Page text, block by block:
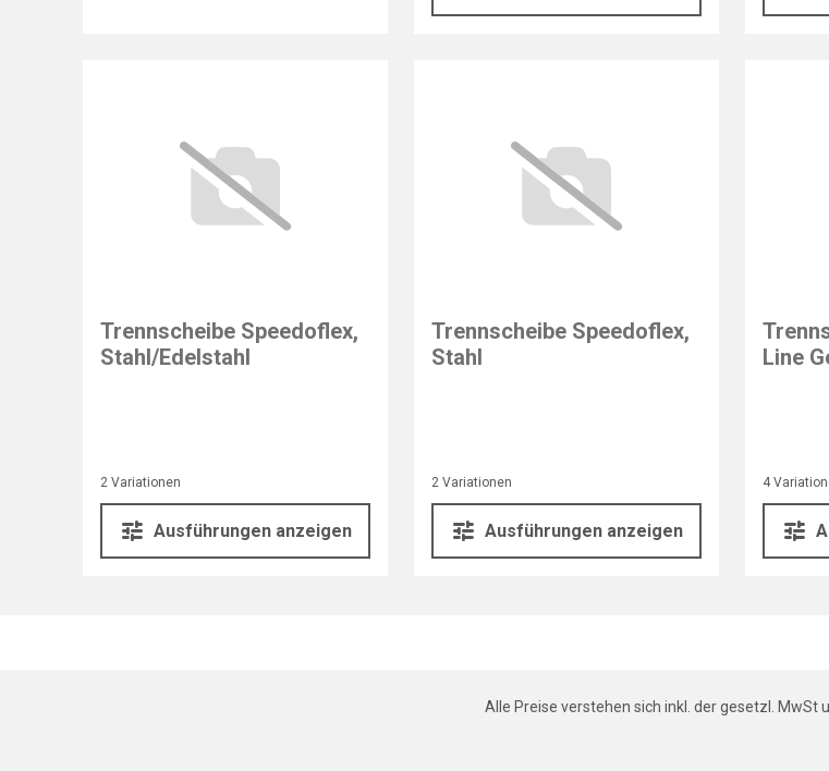
2 Variationen
Ausführungen anzeigen
Trennscheibe Speedoflex,
Stahl/Edelstahl
2 Variationen
Ausführungen anzeigen
Trennscheibe Speedoflex,
Stahl
4
Line
Alle Preise verstehen sich inkl. der gesetzl. MwSt